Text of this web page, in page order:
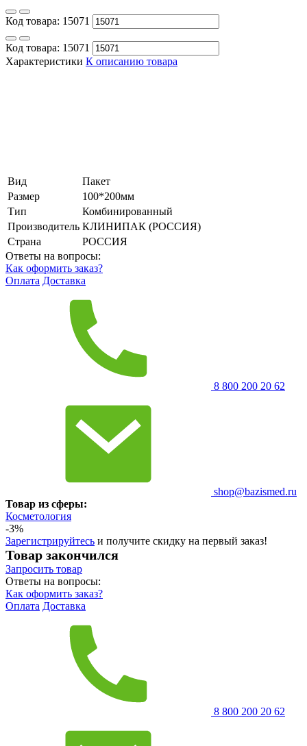
Код товара: 15071
Код товара: 15071
Характеристики К описанию товара
Вид
Пакет
Размер
100*200мм
Тип
Комбинированный
Производитель КЛИНИПАК (РОССИЯ)
Страна
РОССИЯ
Ответы на вопросы:
Как оформить заказ?
Оплата Доставка
8 800 200 20 62
shop@bazismed.ru
Товар из сферы:
Косметология
-3%
Зарегистрируйтесь и получите скидку на первый заказ!
Товар закончился
Запросить товар
Ответы на вопросы:
Как оформить заказ?
Оплата Доставка
8 800 200 20 62